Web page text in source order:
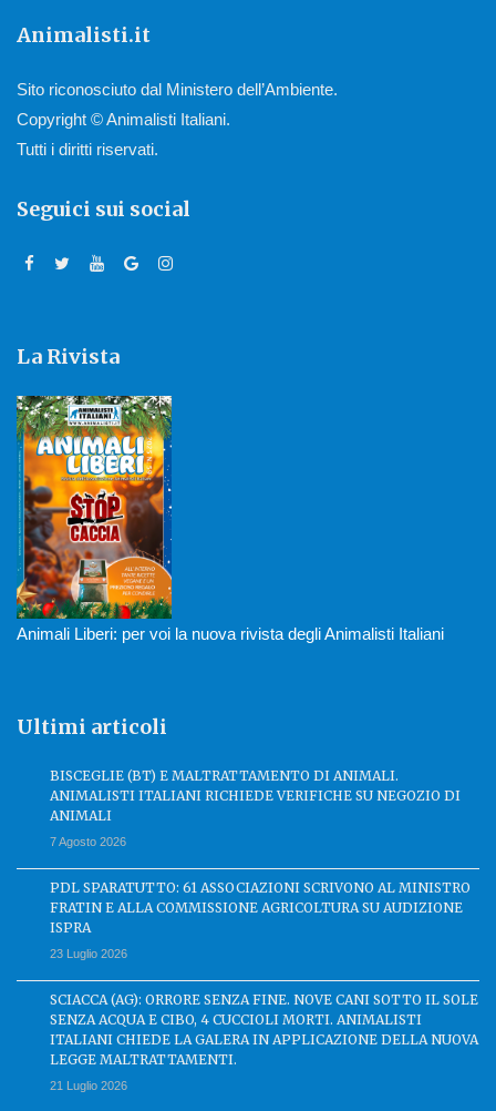
Animalisti.it
Sito riconosciuto dal Ministero dell’Ambiente.
Copyright © Animalisti Italiani.
Tutti i diritti riservati.
Seguici sui social
La Rivista
Animali Liberi: per voi la nuova rivista degli Animalisti Italiani
Ultimi articoli
BISCEGLIE (BT) E MALTRATTAMENTO DI ANIMALI.
ANIMALISTI ITALIANI RICHIEDE VERIFICHE SU NEGOZIO DI
ANIMALI
7 Agosto 2026
PDL SPARATUTTO: 61 ASSOCIAZIONI SCRIVONO AL MINISTRO
FRATIN E ALLA COMMISSIONE AGRICOLTURA SU AUDIZIONE
ISPRA
23 Luglio 2026
SCIACCA (AG): ORRORE SENZA FINE. NOVE CANI SOTTO IL SOLE
SENZA ACQUA E CIBO, 4 CUCCIOLI MORTI. ANIMALISTI
ITALIANI CHIEDE LA GALERA IN APPLICAZIONE DELLA NUOVA
LEGGE MALTRATTAMENTI.
21 Luglio 2026